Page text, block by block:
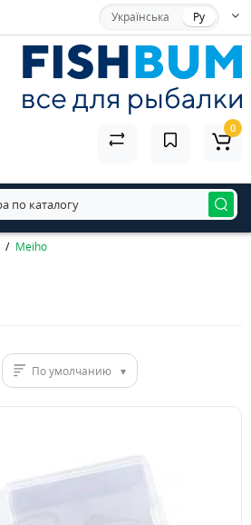
Українська Ру
0
Meiho
По умолчанию